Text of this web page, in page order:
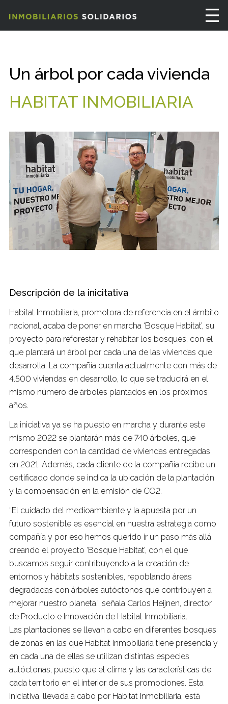
Un árbol por cada vivienda
HABITAT INMOBILIARIA
Descripción de la inicitativa
Habitat Inmobiliaria, promotora de referencia en el ámbito
nacional, acaba de poner en marcha ‘Bosque Habitat’, su
proyecto para reforestar y rehabitar los bosques, con el
que plantará un árbol por cada una de las viviendas que
desarrolla. La compañía cuenta actualmente con más de
4.500 viviendas en desarrollo, lo que se traducirá en el
mismo número de árboles plantados en los próximos
años.
La iniciativa ya se ha puesto en marcha y durante este
mismo 2022 se plantarán más de 740 árboles, que
corresponden con la cantidad de viviendas entregadas
en 2021. Además, cada cliente de la compañía recibe un
certificado donde se indica la ubicación de la plantación
y la compensación en la emisión de CO2.
“El cuidado del medioambiente y la apuesta por un
futuro sostenible es esencial en nuestra estrategia como
compañía y por eso hemos querido ir un paso más allá
creando el proyecto ‘Bosque Habitat’, con el que
buscamos seguir contribuyendo a la creación de
entornos y hábitats sostenibles, repoblando áreas
degradadas con árboles autóctonos que contribuyen a
mejorar nuestro planeta.” señala Carlos Heijnen, director
de Producto e Innovación de Habitat Inmobiliaria.
Las plantaciones se llevan a cabo en diferentes bosques
de zonas en las que Habitat Inmobiliaria tiene presencia y
en cada una de ellas se utilizan distintas especies
autóctonas, puesto que el clima y las características de
cada territorio en el interior de sus promociones. Esta
iniciativa, llevada a cabo por Habitat Inmobiliaria, está